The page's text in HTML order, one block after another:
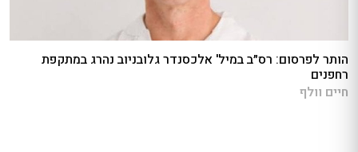
הותר לפרסום: רס״ב במיל' אלכסנדר גלובניוב נהרג במתקפת
רחפנים
חיים וולף